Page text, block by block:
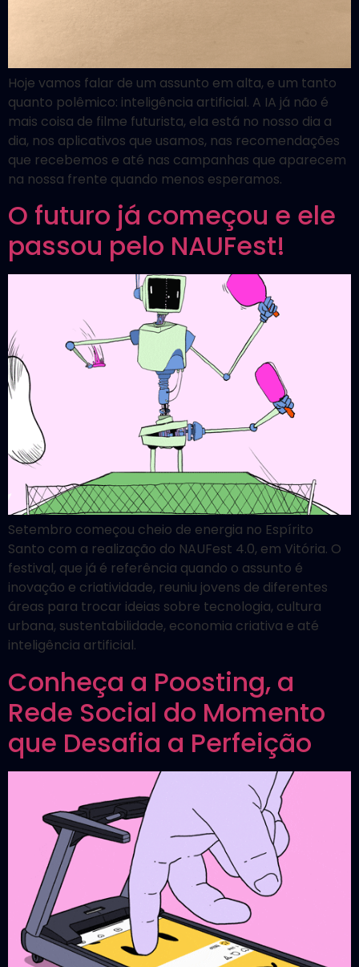
Hoje vamos falar de um assunto em alta, e um tanto
quanto polêmico: inteligência artificial. A IA já não é
mais coisa de filme futurista, ela está no nosso dia a
dia, nos aplicativos que usamos, nas recomendações
que recebemos e até nas campanhas que aparecem
na nossa frente quando menos esperamos.
O futuro já começou e ele
passou pelo NAUFest!
Setembro começou cheio de energia no Espírito
Santo com a realização do NAUFest 4.0, em Vitória. O
festival, que já é referência quando o assunto é
inovação e criatividade, reuniu jovens de diferentes
áreas para trocar ideias sobre tecnologia, cultura
urbana, sustentabilidade, economia criativa e até
inteligência artificial.
Conheça a Poosting, a
Rede Social do Momento
que Desafia a Perfeição